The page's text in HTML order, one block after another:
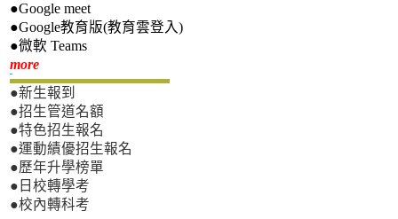
●Google meet
●Google教育版(教育雲登入)
●微軟 Teams
more新生專區
●新生報到
●招生管道名額
●特色招生報名
●運動績優招生報名
●歷年升學榜單
●日校轉學考
●校內轉科考